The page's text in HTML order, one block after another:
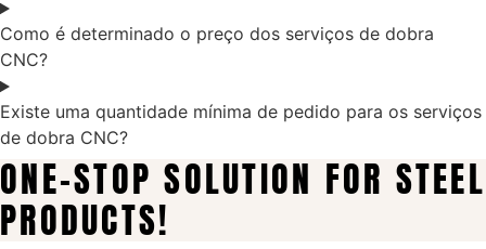
Como é determinado o preço dos serviços de dobra
CNC?
Existe uma quantidade mínima de pedido para os serviços
de dobra CNC?
ONE-STOP SOLUTION FOR STEEL
PRODUCTS!